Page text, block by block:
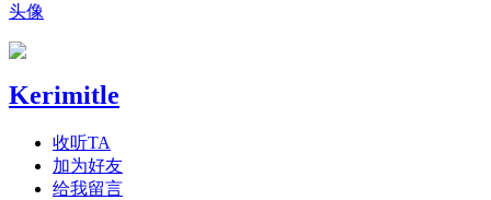
头像
Kerimitle
收听TA
加为好友
给我留言